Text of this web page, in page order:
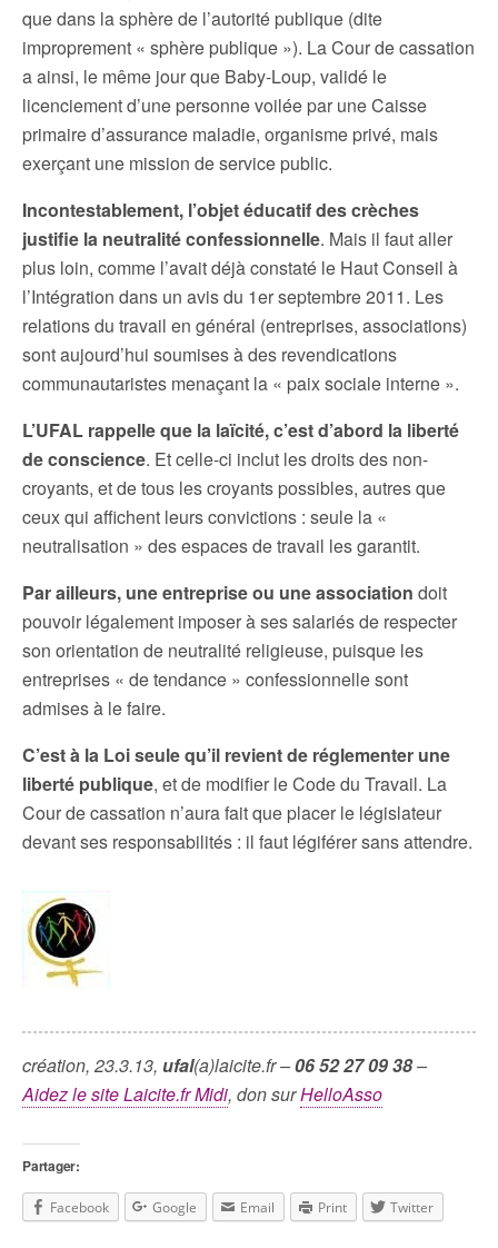
que dans la sphère de l’autorité publique (dite
improprement « sphère publique »). La Cour de cassation
a ainsi, le même jour que Baby-Loup, validé le
licenciement d’une personne voilée par une Caisse
primaire d’assurance maladie, organisme privé, mais
exerçant une mission de service public.
Incontestablement, l’objet éducatif des crèches
justifie la neutralité confessionnelle. Mais il faut aller
plus loin, comme l’avait déjà constaté le Haut Conseil à
l’Intégration dans un avis du 1er septembre 2011. Les
relations du travail en général (entreprises, associations)
sont aujourd’hui soumises à des revendications
communautaristes menaçant la « paix sociale interne ».
L’UFAL rappelle que la laïcité, c’est d’abord la liberté
de conscience. Et celle-ci inclut les droits des non-
croyants, et de tous les croyants possibles, autres que
ceux qui affichent leurs convictions : seule la «
neutralisation » des espaces de travail les garantit.
Par ailleurs, une entreprise ou une association doit
pouvoir légalement imposer à ses salariés de respecter
son orientation de neutralité religieuse, puisque les
entreprises « de tendance » confessionnelle sont
admises à le faire.
C’est à la Loi seule qu’il revient de réglementer une
liberté publique, et de modifier le Code du Travail. La
Cour de cassation n’aura fait que placer le législateur
devant ses responsabilités : il faut légiférer sans attendre.
création, 23.3.13, ufal(a)laicite.fr –06 52 27 09 38–
Aidez le site Laicite.fr Midi, don surHelloAsso
Partager:
Facebook Google Email Print Twitter